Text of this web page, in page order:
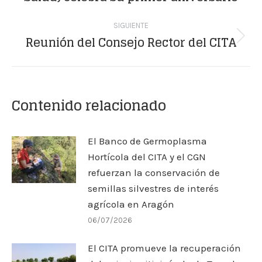
anterior:
SIGUIENTE
Publicación
Reunión del Consejo Rector del CITA
Contenido relacionado
El Banco de Germoplasma
Hortícola del CITA y el CGN
refuerzan la conservación de
semillas silvestres de interés
agrícola en Aragón
06/07/2026
El CITA promueve la recuperación